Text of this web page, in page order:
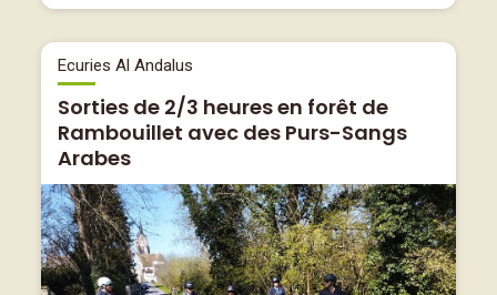
Ecuries Al Andalus
Sorties de 2/3 heures en forêt de
Rambouillet avec des Purs-Sangs
Arabes